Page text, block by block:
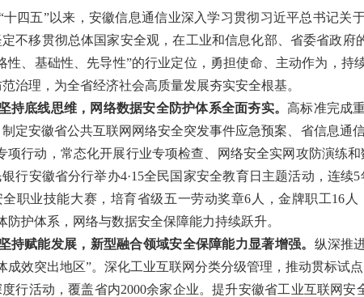
十四五”以来，安徽信息通信业深入学习贯彻习近平总书记关
不移贯彻总体国家安全观 ，在工业和信息化部、省委省政府
性、基础性、先导性”的行业定位， 勇担使命、主动作为，持
治理，为全省经济社会高质量发展夯实安全根基。
坚持底线思维，网络数据安全防护体系全面夯实。高标准完成
定安徽省公共互联网网络安全突发事件应急预案、省信息通
项行动，常态化开展行业专项检查、网络安全实网攻防演练
银行安徽省分行举办4·15全民国家安全教育日主题活动，连
全职业技能大赛，培育省级五一劳动奖章6人，金牌职工16
防护体系，网络与数据安全保障能力持续跃升。
坚持赋能发展，新型融合领域安全保障能力显著增强。 纵深推
成效突出地区”。 深化工业互联网分类分级管理，推动贯标试
行活动，覆盖省内2000余家企业。提升安徽省工业互联网安